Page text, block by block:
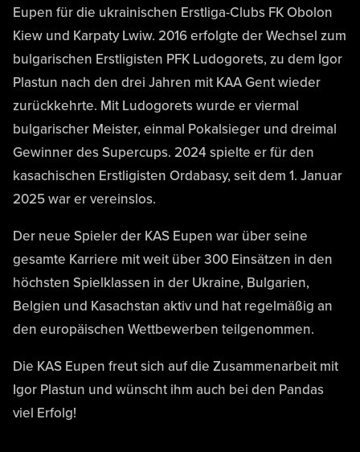
Eupen für die ukrainischen Erstliga-Clubs FK Obolon
Kiew und Karpaty Lwiw. 2016 erfolgte der Wechsel zum
bulgarischen Erstligisten PFK Ludogorets, zu dem Igor
Plastun nach den drei Jahren mit KAA Gent wieder
zurückkehrte. Mit Ludogorets wurde er viermal
bulgarischer Meister, einmal Pokalsieger und dreimal
Gewinner des Supercups. 2024 spielte er für den
kasachischen Erstligisten Ordabasy, seit dem 1. Januar
2025 war er vereinslos.
Der neue Spieler der KAS Eupen war über seine
gesamte Karriere mit weit über 300 Einsätzen in den
höchsten Spielklassen in der Ukraine, Bulgarien,
Belgien und Kasachstan aktiv und hat regelmäßig an
den europäischen Wettbewerben teilgenommen.
Die KAS Eupen freut sich auf die Zusammenarbeit mit
Igor Plastun und wünscht ihm auch bei den Pandas
viel Erfolg!